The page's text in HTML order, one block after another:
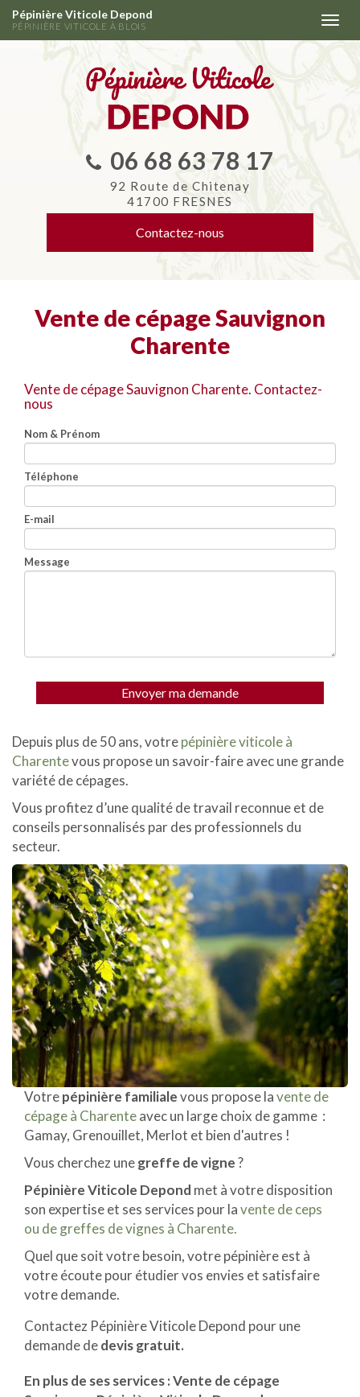
Aller
au
Pépinière Viticole Depond
PÉPINIÈRE VITICOLE À BLOIS
06 68 63 78 17
92 Route de Chitenay
41700 FRESNES
Contactez-nous
Vente de cépage Sauvignon
Charente
Vente de cépage Sauvignon Charente. Contactez-
nous
Nom & Prénom
Téléphone
E-mail
Message
Envoyer ma demande
Depuis plus de 50 ans, votrepépinière viticole à
Charentevous propose un savoir-faire avec une grande
variété de cépages.
Vous profitez d’une qualité de travail reconnue et de
conseils personnalisés par des professionnels du
secteur.
Votrepépinière familialevous propose lavente de
cépage à Charenteavec un large choix de gamme :
Gamay, Grenouillet, Merlot et bien d'autres !
Vous cherchez unegreffe de vigne?
Pépinière Viticole Depond met à votre disposition
son expertise et ses services pour lavente de ceps
ou de greffes de vignes à Charente.
Quel que soit votre besoin, votre pépinière est à
votre écoute pour étudier vos envies et satisfaire
votre demande.
Contactez Pépinière Viticole Depond pour une
demande dedevis gratuit.
En plus de ses services :Vente de cépage